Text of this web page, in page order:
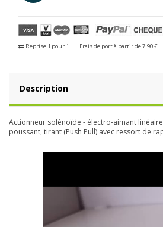
Reprise 1 pour 1 Frais de port à partir de 7.90 €
Description
Actionneur solénoïde - électro-aimant
poussant, tirant (Push Pull) avec ressort de